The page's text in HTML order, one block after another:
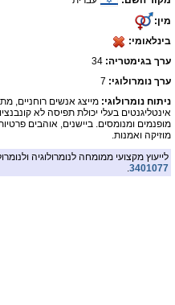
מין:
בינלאומי:
ערך בגימטריה:
ערך נומרולוגי: 7
ניתוח נומרולוגי: מייצג אנשים רוחניים,
אינטליגנטים בעלי יכולת תפיסה לא
מופנמים ומנומסים. ביישנים, אוהבים
מוזיקה ואמנות.
לייעוץ מקצועי ממומחה לנומרולוגיה
3401077
.